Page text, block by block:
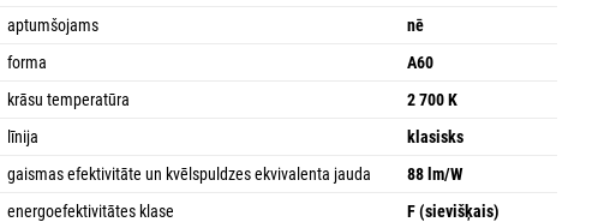
aptumšojams
nē
forma
A60
krāsu temperatūra
2 700 K
līnija
klasisks
gaismas efektivitāte un kvēlspuldzes ekvivalenta jauda
88 lm/W
energoefektivitātes klase
F (sievišķais)